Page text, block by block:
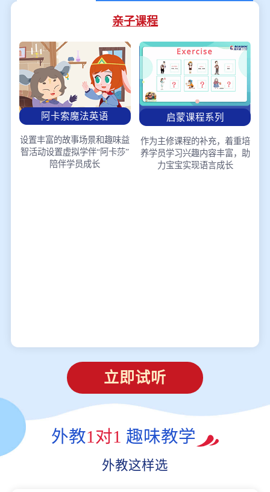
亲子课程
阿卡索魔法英语
设置丰富的故事场景和趣味益
智活动设置虚拟学伴“阿卡莎”
陪伴学员成长
启蒙课程系列
作为主修课程的补充，着重培
养学员学习兴趣内容丰富，助
力宝宝实现语言成长
立即试听
外教1对1 趣味教学
外教这样选